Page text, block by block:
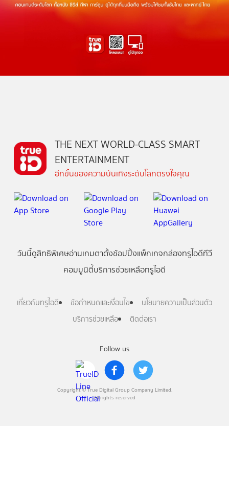
Follow us
Copyright © True Digital Group Company Limited.
All rights reserved
THE NEXT WORLD-CLASS SMART
ENTERTAINMENT
อีกขั้นของความบันเทิงระดับโลกตรงใจคุณ
วันนี้ดูสิทธิพิเศษอ่านเกมตาตั้งช้อปปิ้งแพ็กเกจกล่องทรูไอดีทีวี
คอมมูนิตี้บริการช่วยเหลือทรูไอดี
เกี่ยวกับทรูไอดี ข้อกำหนดและเงื่อนไข
นโยบายความเป็นส่วนตัว
บริการช่วยเหลือ
ติดต่อเรา